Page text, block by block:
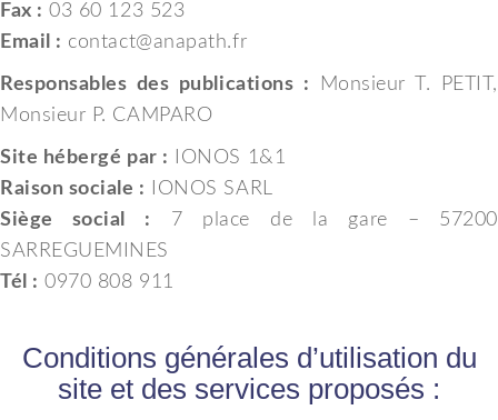
Fax : 03 60 123 523
Email : contact@anapath.fr
Responsables des publications : Monsieur T. PETIT,
Monsieur P. CAMPARO
Site hébergé par : IONOS 1&1
Raison sociale : IONOS SARL
Siège social : 7 place de la gare – 57200
SARREGUEMINES
Tél : 0970 808 911
Conditions générales d’utilisation du
site et des services proposés :